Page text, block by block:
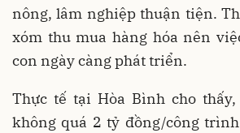
nông, lâm nghiệp thuận tiện.
xóm thu mua hàng hóa nên
con ngày càng phát triển.
Thực tế tại Hòa Bình cho
không quá 2 tỷ đồng/công